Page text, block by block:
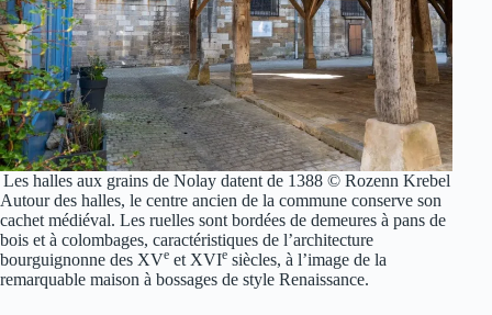
Les halles aux grains de Nolay datent de 1388 © Rozenn Krebel
Autour des halles, le centre ancien de la commune conserve son
cachet médiéval. Les ruelles sont bordées de demeures à pans de
bois et à colombages, caractéristiques de l’architecture
bourguignonne des XVe et XVIe siècles, à l’image de la
remarquable maison à bossages de style Renaissance.